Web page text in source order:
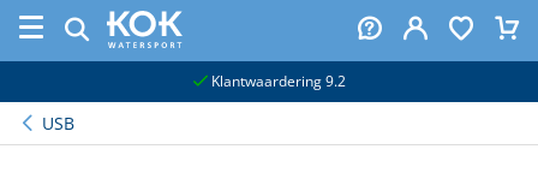
Klantwaardering 9.2
USB